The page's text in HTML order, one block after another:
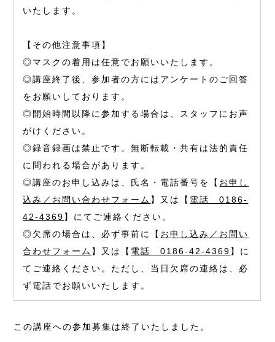
いたします。
【その他注意事項】
◎マスクの着用は任意でお願いいたします。
◎講座終了後、参加者の方にはアンケートのご回答
をお願いしております。
◎開始時間以降に参加する場合は、スタッフにお声
がけください。
◎録音録画は禁止です。無断転載・共有は法的責任
に問われる場合があります。
◎講座のお申し込みは、氏名・電話番号を【 お申し
込み／お問い合わせフォーム 】又は【 電話 0186-
42-4369 】にてご連絡ください。
◎欠席の場合は、必ず事前に【 お申し込み／お問い
合わせフォーム 】又は【 電話 0186-42-4369 】に
てご連絡ください。ただし、当日欠席の連絡は、必
ず電話でお願いいたします。
この講座への参加募集は終了いたしました。